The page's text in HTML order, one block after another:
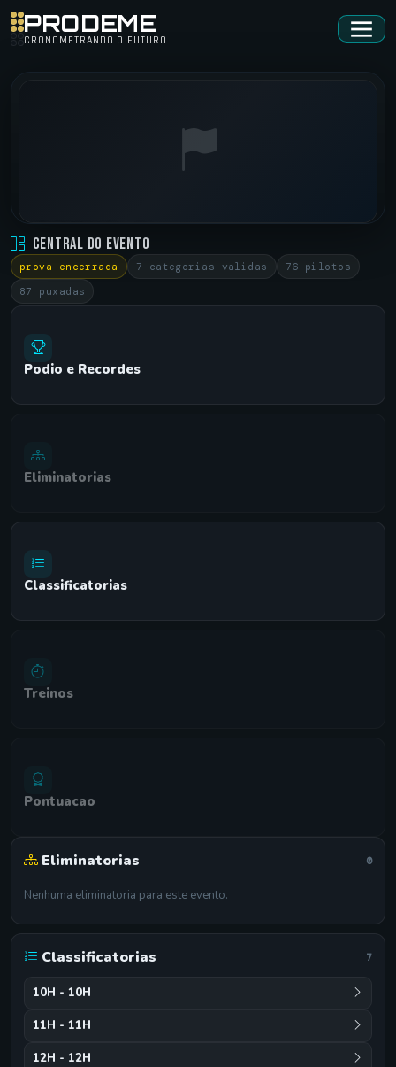
PRODEME
CRONOMETRANDO O FUTURO
RAM DRIVE BBQ • BC
BALNEÁRIO CAMBORIÚ/SC • 17/08/2024
Central do Evento
prova encerrada 7 categorias validas
76 pilotos
87 puxadas
Podio e Recordes
Eliminatorias
Classificatorias
Treinos
Pontuacao
Eliminatorias 0
Nenhuma eliminatoria para este evento.
Classificatorias 7
10H - 10H
11H - 11H
12H - 12H